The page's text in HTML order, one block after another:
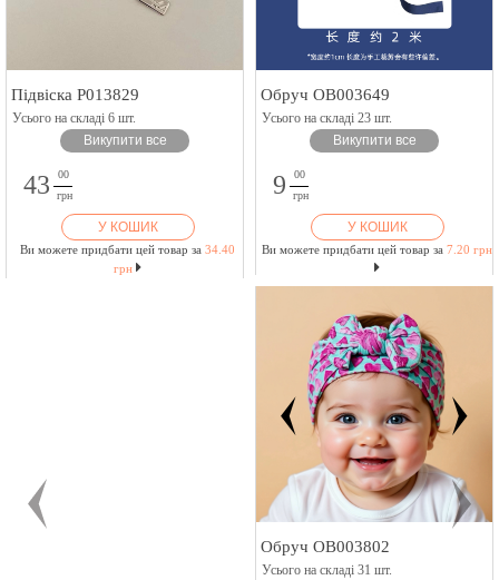
Підвіска P013829
Усього на складі 6 шт.
Викупити все
43
00
грн
У КОШИК
Ви можете придбати цей товар за 34.40
грн
Обруч OB003649
Усього на складі 23 шт.
Викупити все
9
00
грн
У КОШИК
Ви можете придбати цей товар за 7.20 грн
Обруч OB003802
Усього на складі 31 шт.